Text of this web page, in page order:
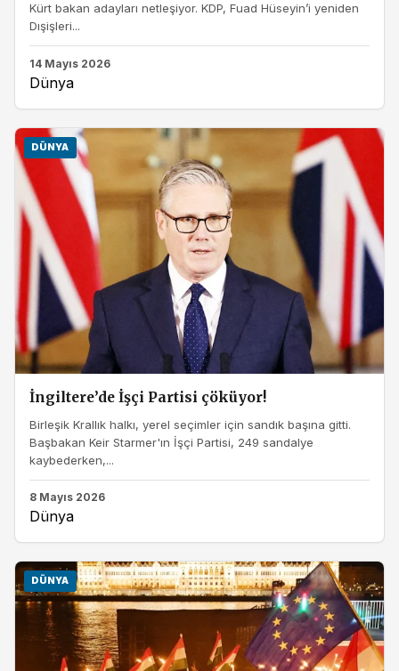
Kürt bakan adayları netleşiyor. KDP, Fuad Hüseyin’i yeniden
Dışişleri...
14 Mayıs 2026
Dünya
DÜNYA
İngiltere’de İşçi Partisi çöküyor!
Birleşik Krallık halkı, yerel seçimler için sandık başına gitti.
Başbakan Keir Starmer'ın İşçi Partisi, 249 sandalye
kaybederken,...
8 Mayıs 2026
Dünya
DÜNYA